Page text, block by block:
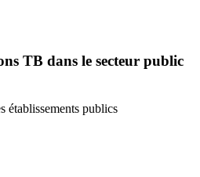
TB dans le secteur public
établissements publics